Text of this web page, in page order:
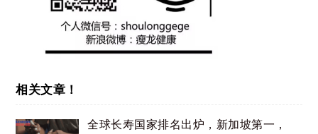
相关文章！
全球长寿国家排名出炉，新加坡第一，